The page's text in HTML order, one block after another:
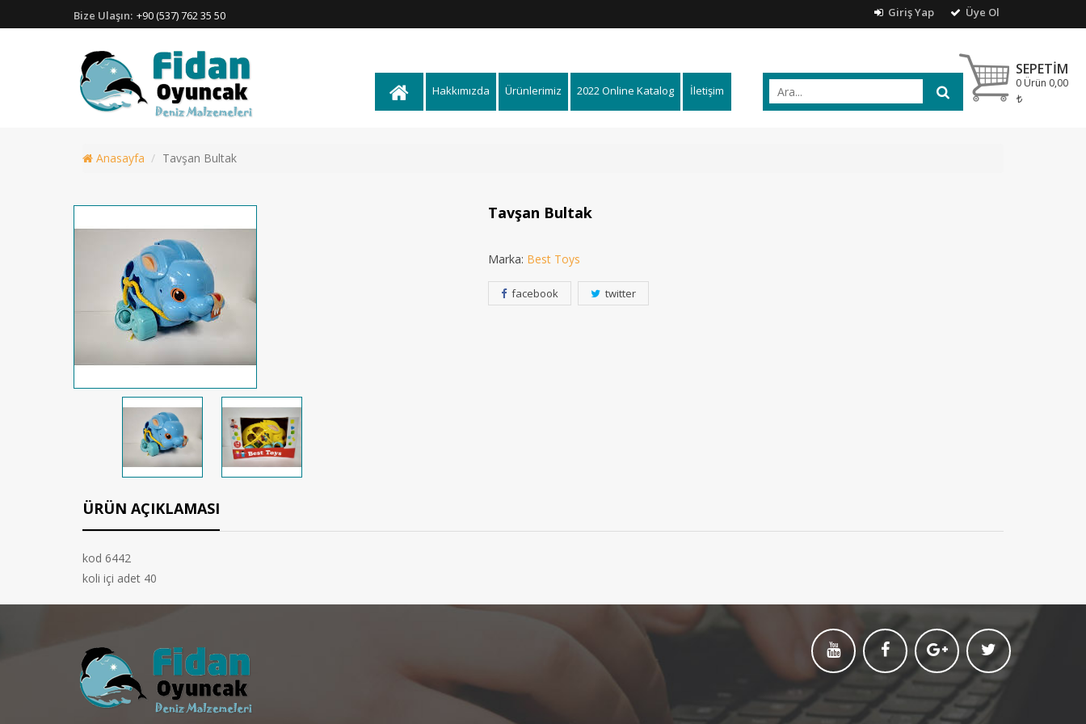
Bize Ulaşın: +90 (537) 762 35 50 Giriş Yap Üye Ol
Hakkımızda Ürünlerimiz 2022 Online Katalog İletişim
SEPETIM
0 Ürün 0,00
Anasayfa Tavşan Bultak
Tavşan Bultak
Marka: Best Toys
facebook twitter
ÜRÜN AÇIKLAMASI
kod 6442
koli içi adet 40